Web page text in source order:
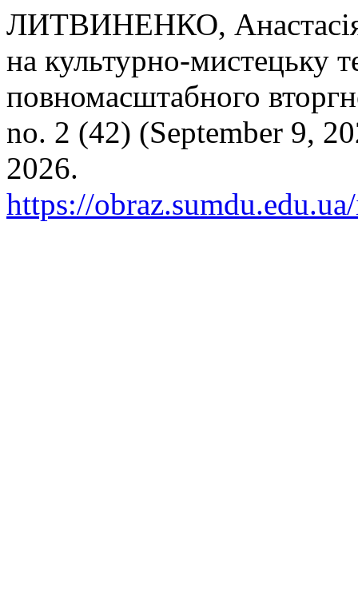
ЛИТВИНЕНКО, Анастасія.
на культурно-мистецьку
повномасштабного
no. 2 (42) (September 9,
2026.
https://